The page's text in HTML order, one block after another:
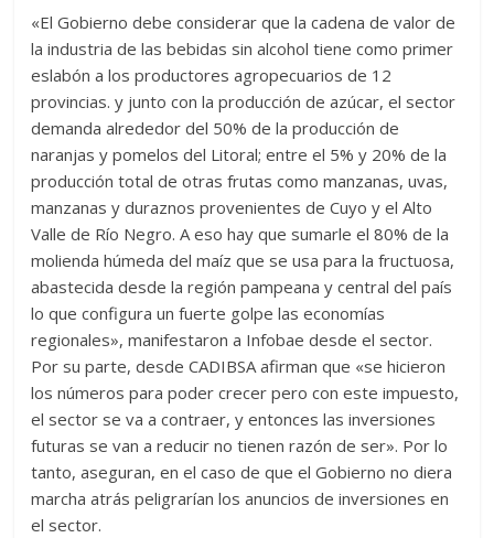
«El Gobierno debe considerar que la cadena de valor de
la industria de las bebidas sin alcohol tiene como primer
eslabón a los productores agropecuarios de 12
provincias. y junto con la producción de azúcar, el sector
demanda alrededor del 50% de la producción de
naranjas y pomelos del Litoral; entre el 5% y 20% de la
producción total de otras frutas como manzanas, uvas,
manzanas y duraznos provenientes de Cuyo y el Alto
Valle de Río Negro. A eso hay que sumarle el 80% de la
molienda húmeda del maíz que se usa para la fructuosa,
abastecida desde la región pampeana y central del país
lo que configura un fuerte golpe las economías
regionales», manifestaron a Infobae desde el sector.
Por su parte, desde CADIBSA afirman que «se hicieron
los números para poder crecer pero con este impuesto,
el sector se va a contraer, y entonces las inversiones
futuras se van a reducir no tienen razón de ser». Por lo
tanto, aseguran, en el caso de que el Gobierno no diera
marcha atrás peligrarían los anuncios de inversiones en
el sector.